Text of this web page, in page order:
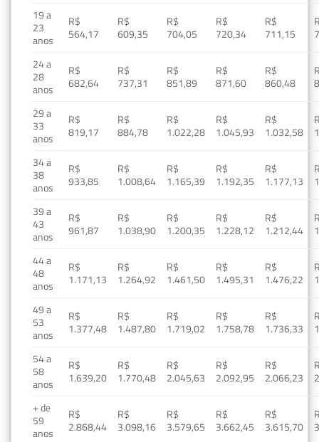
19 a
23
anos
R$
564,17
R$
609,35
R$
704,05
R$
720,34
R$
711,15
24 a
28
anos
R$
682,64
R$
737,31
R$
851,89
R$
871,60
R$
860,48
29 a
33
anos
R$
819,17
R$
884,78
R$
1.022,28
R$
1.045,93
R$
1.032,58
34 a
38
anos
R$
933,85
R$
1.008,64
R$
1.165,39
R$
1.192,35
R$
1.177,13
39 a
43
anos
R$
961,87
R$
1.038,90
R$
1.200,35
R$
1.228,12
R$
1.212,44
44 a
48
anos
R$
1.171,13
R$
1.264,92
R$
1.461,50
R$
1.495,31
R$
1.476,22
49 a
53
anos
R$
1.377,48
R$
1.487,80
R$
1.719,02
R$
1.758,78
R$
1.736,33
54 a
58
anos
R$
1.639,20
R$
1.770,48
R$
2.045,63
R$
2.092,95
R$
2.066,23
+ de
59
anos
R$
2.868,44
R$
3.098,16
R$
3.579,65
R$
3.662,45
R$
3.615,70